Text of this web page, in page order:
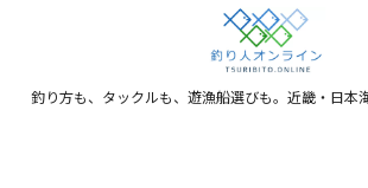
釣り方も、タックルも、遊漁船選びも。近畿・日本